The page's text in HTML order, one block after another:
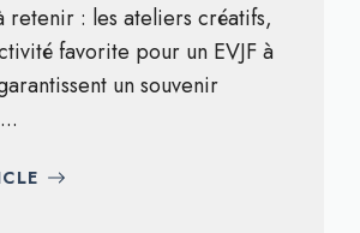
retenir : les ateliers créatifs,
favorite pour un EVJF à
un souvenir